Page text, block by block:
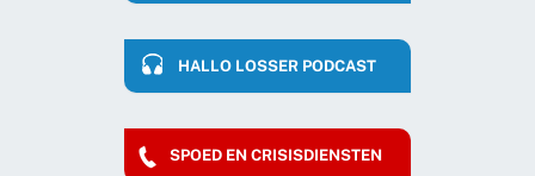
HALLO LOSSER PODCAST
SPOED EN CRISISDIENSTEN